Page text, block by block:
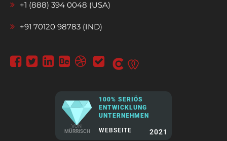
+1 (888) 394 0048 (USA)
+91 70120 98783 (IND)
VON
MÜRRISCH
100% SERIÖS
ENTWICKLUNG
UNTERNEHMEN
WEBSEITE 2021